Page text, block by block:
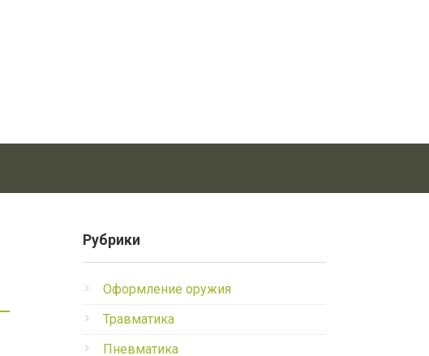
Рубрики
Оформление оружия
Травматика
Пневматика